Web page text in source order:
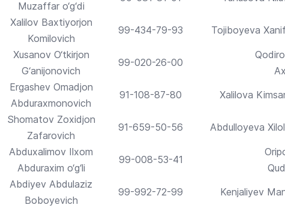
Muzaffar o‘g‘di
Xalilov Baxtiyorjon
Komilovich
99-434-79-93 Tojiboyeva
Xusanov O‘tkirjon
G‘anijonovich
99-020-26-00
Ergashev Omadjon
Abduraxmonovich
91-108-87-80 Xalilova
Shomatov Zoxidjon
Zafarovich
91-659-50-56 Abdulloyeva
Abduxalimov Ilxom
Abduraxim o‘g‘li
99-008-53-41
Abdiyev Abdulaziz
Boboyevich
99-992-72-99 Kenjaliyev